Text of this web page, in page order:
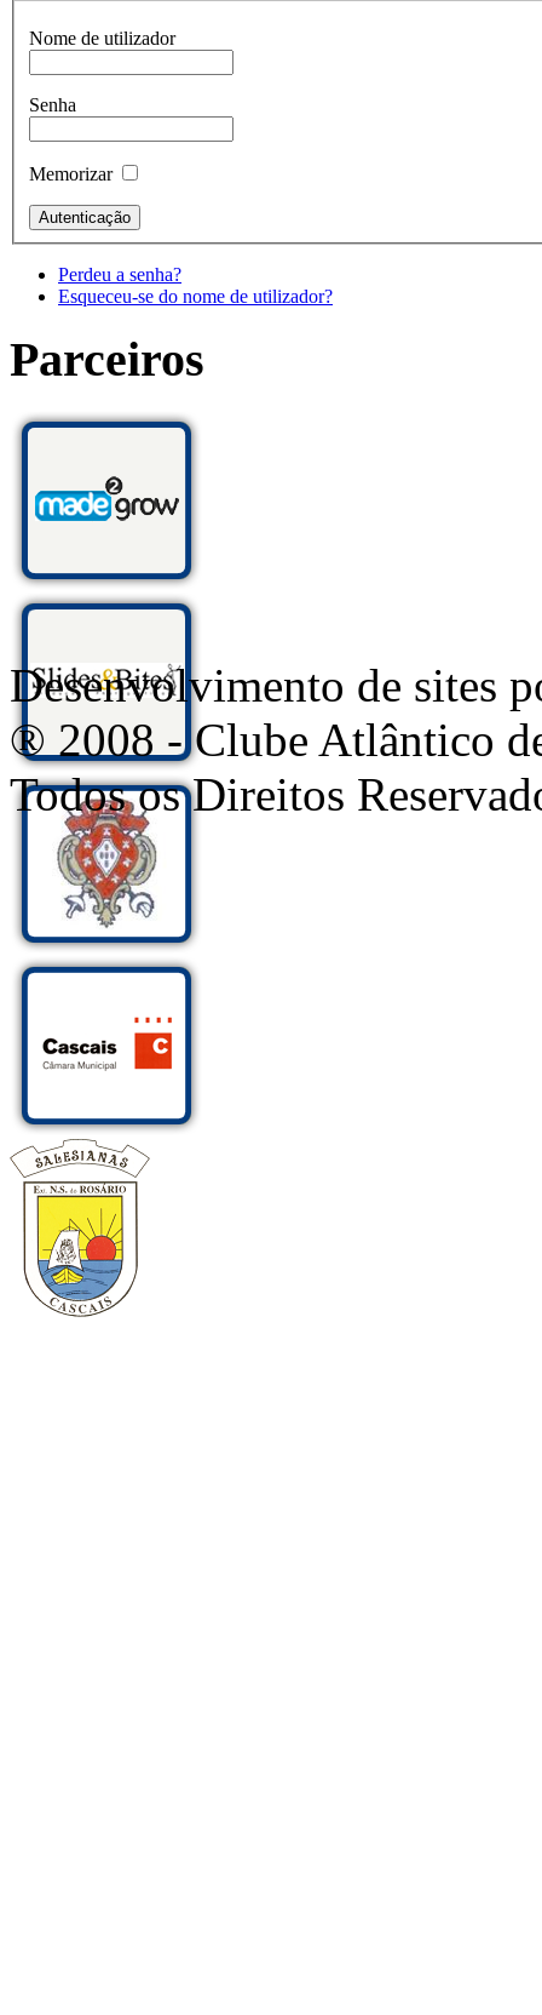
Nome de utilizador
Senha
Memorizar
Perdeu a senha?
Esqueceu-se do nome de utilizador?
Parceiros
Desenvolvimento de sites
® 2008 - Clube Atlântico
Todos os Direitos